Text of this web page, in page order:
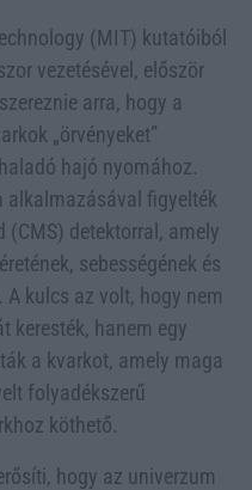
(MIT) kutatóiból
vezetésével, először
arra, hogy a
„örvényeket”
hajó nyomához.
alkalmazásával figyelték
(CMS) detektorral, amely
sebességének és
kulcs az volt, hogy nem
keresték, hanem egy
a kvarkot, amely maga
folyadékszerű
köthető.
hogy az univerzum